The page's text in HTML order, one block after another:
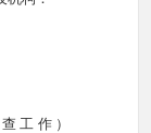
科
督查工作）